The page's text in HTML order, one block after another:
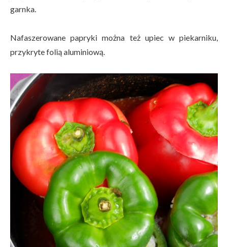
garnka.
Nafaszerowane papryki można też upiec w piekarniku,
przykryte folią aluminiową.